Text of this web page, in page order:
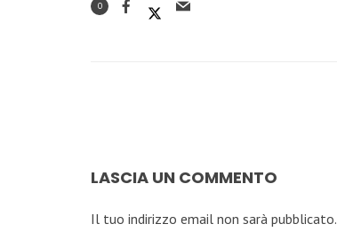
0
LASCIA UN COMMENTO
Il tuo indirizzo email non sarà pubblicato.